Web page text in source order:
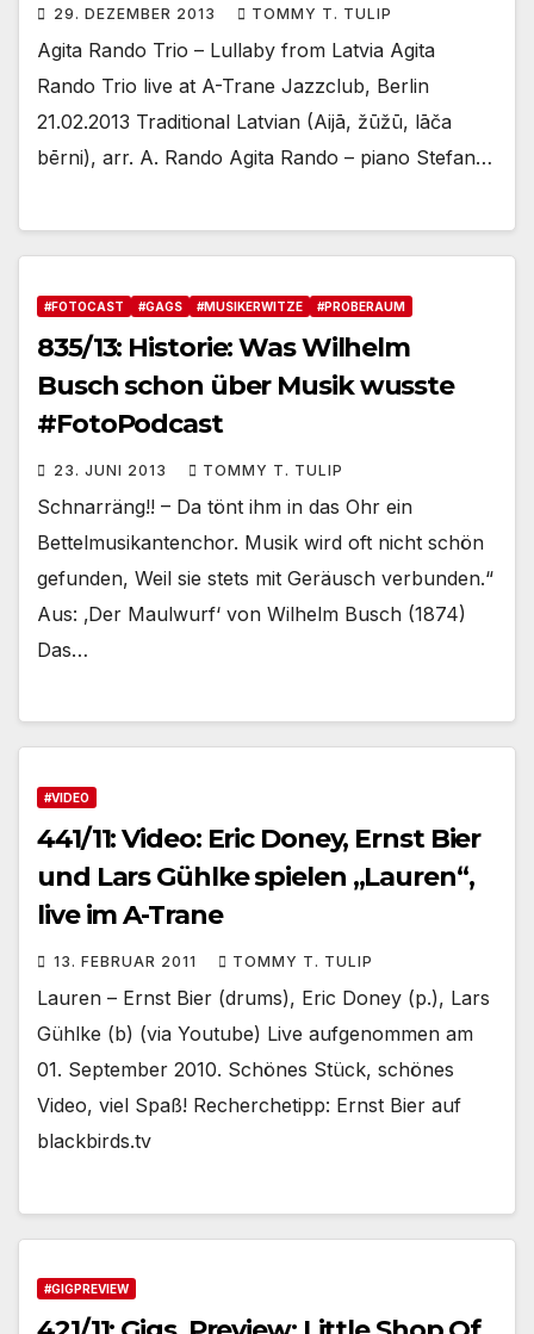
29. DEZEMBER 2013 TOMMY T. TULIP
Agita Rando Trio – Lullaby from Latvia Agita
Rando Trio live at A-Trane Jazzclub, Berlin
21.02.2013 Traditional Latvian (Aijā, žūžū, lāča
bērni), arr. A. Rando Agita Rando – piano Stefan…
#FOTOCAST #GAGS #MUSIKERWITZE #PROBERAUM
835/13: Historie: Was Wilhelm
Busch schon über Musik wusste
#FotoPodcast
23. JUNI 2013 TOMMY T. TULIP
Schnarräng!! – Da tönt ihm in das Ohr ein
Bettelmusikantenchor. Musik wird oft nicht schön
gefunden, Weil sie stets mit Geräusch verbunden.“
Aus: ‚Der Maulwurf‘ von Wilhelm Busch (1874)
Das…
#VIDEO
441/11: Video: Eric Doney, Ernst Bier
und Lars Gühlke spielen „Lauren“,
live im A-Trane
13. FEBRUAR 2011 TOMMY T. TULIP
Lauren – Ernst Bier (drums), Eric Doney (p.), Lars
Gühlke (b) (via Youtube) Live aufgenommen am
01. September 2010. Schönes Stück, schönes
Video, viel Spaß! Recherchetipp: Ernst Bier auf
blackbirds.tv
#GIGPREVIEW